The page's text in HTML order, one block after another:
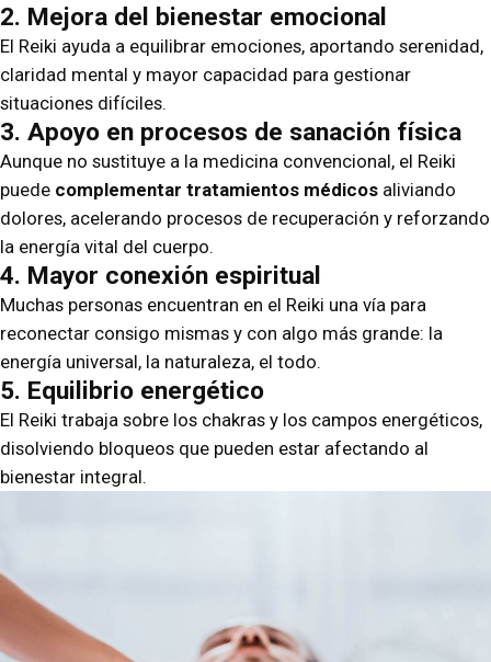
2. Mejora del bienestar emocional
El Reiki ayuda a equilibrar emociones, aportando serenidad,
claridad mental y mayor capacidad para gestionar
situaciones difíciles.
3. Apoyo en procesos de sanación física
Aunque no sustituye a la medicina convencional, el Reiki
puede complementar tratamientos médicos aliviando
dolores, acelerando procesos de recuperación y reforzando
la energía vital del cuerpo.
4. Mayor conexión espiritual
Muchas personas encuentran en el Reiki una vía para
reconectar consigo mismas y con algo más grande: la
energía universal, la naturaleza, el todo.
5. Equilibrio energético
El Reiki trabaja sobre los chakras y los campos energéticos,
disolviendo bloqueos que pueden estar afectando al
bienestar integral.